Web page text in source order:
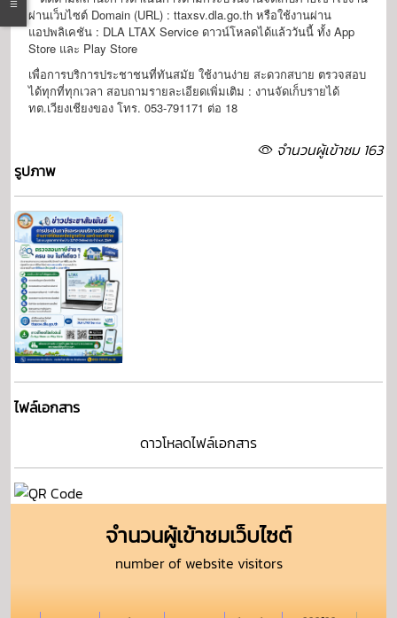
ผ่านเว็บไซต์ Domain (URL) : ttaxsv.dla.go.th หรือใช้งานผ่าน
แอปพลิเคชัน : DLA LTAX Service ดาวน์โหลดได้แล้ววันนี้ ทั้ง App
Store และ Play Store
เพื่อการบริการประชาชนที่ทันสมัย ใช้งานง่าย สะดวกสบาย ตรวจสอบ
ได้ทุกที่ทุกเวลา สอบถามรายละเอียดเพิ่มเติม : งานจัดเก็บรายได้
ทต.เวียงเชียงของ โทร. 053-791171 ต่อ 18
จำนวนผู้เข้าชม 163
รูปภาพ
ไฟล์เอกสาร
ดาวโหลดไฟล์เอกสาร
จำนวนผู้เข้าชมเว็บไซต์
number of website visitors